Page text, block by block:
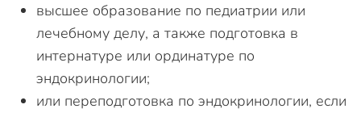
высшее образование по педиатрии или
лечебному делу, а также подготовка в
интернатуре или ординатуре по
эндокринологии;
или переподготовка по эндокринологии, если